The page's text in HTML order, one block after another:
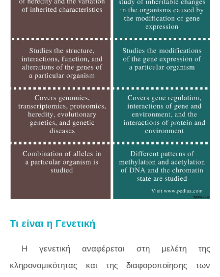
Τι είναι η Γενετική
Η γενετική αναφέρεται στη μελέτη της
κληρονομικότητας και της διαφοροποίησης των